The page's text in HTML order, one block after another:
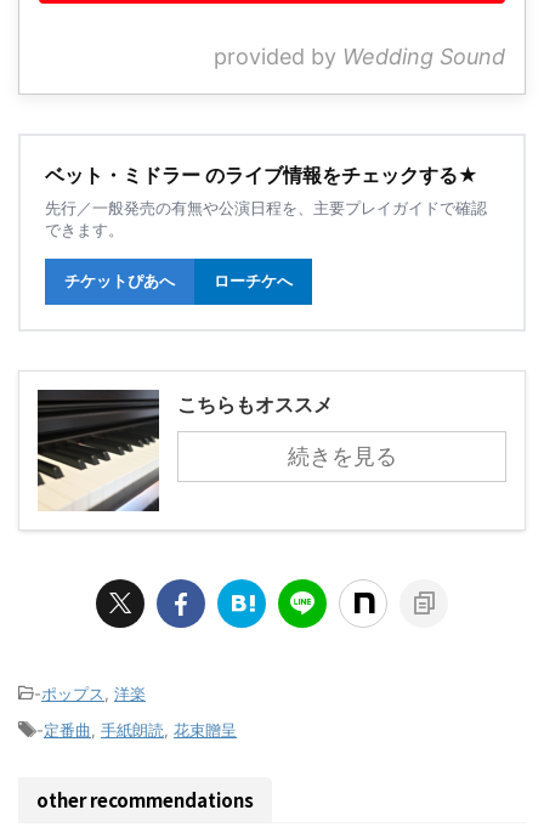
provided by Wedding Sound
ベット・ミドラー のライブ情報をチェックする★
先行／一般発売の有無や公演日程を、主要プレイガイドで確認
できます。
チケットぴあへ ローチケへ
こちらもオススメ
続きを見る
-ポップス, 洋楽
-定番曲, 手紙朗読, 花束贈呈
other recommendations